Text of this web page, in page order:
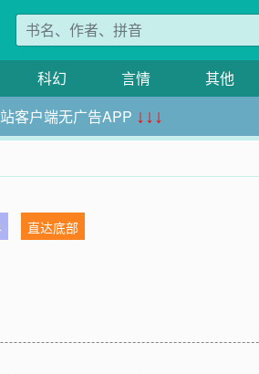
科幻 言情 其他
客户端无广告APP ↓↓↓
直达底部